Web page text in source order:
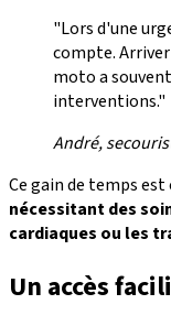
"Lors d'une
compte.
moto a
interventions."
André,
Ce gain de temps
nécessitant des
cardiaques ou les
Un accès